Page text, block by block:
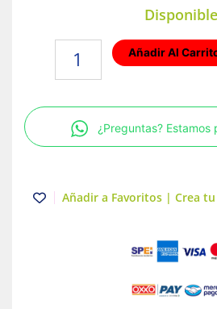
Disponible
X
3/4
Añadir Al
¿Preguntas? Estamos
Añadir a Favoritos | Crea